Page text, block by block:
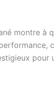
montre à
pour